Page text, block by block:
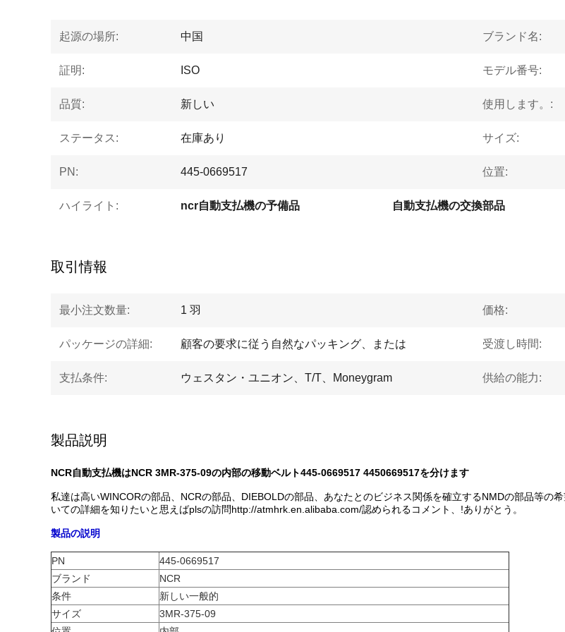
起源の場所: 中国 ブランド名:
証明: ISO モデル番号:
品質: 新しい 使用します。:
ステータス: 在庫あり サイズ:
PN: 445-0669517 位置:
ハイライト: ncr自動支払機の予備品 自動支払機の交換部品
取引情報
最小注文数量: 1 羽 価格:
パッケージの詳細: 顧客の要求に従う自然なパッキング、または 受渡し時間:
支払条件: ウェスタン・ユニオン、T/T、Moneygram 供給の能力:
製品説明
NCR自動支払機はNCR 3MR-375-09の内部の移動ベルト445-0669517 4450669517を分けます
私達は高いWINCORの部品、NCRの部品、DIEBOLDの部品、あなたとのビジネス関係を確立するNMDの部品等の
いての詳細を知りたいと思えばplsの訪問http://atmhrk.en.alibaba.com/認められるコメント、!ありがとう。
製品の説明
PN
445-0669517
ブランド
NCR
条件
新しい一般的
サイズ
3MR-375-09